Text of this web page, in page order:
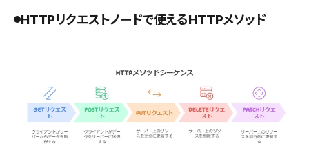
HTTPリクエストノードで使えるHTTPメソッド